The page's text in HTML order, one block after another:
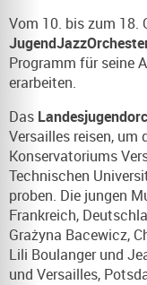
Vom 10. bis zum 18.
Programm für seine
erarbeiten.
Das
Versailles reisen,
Konservatoriums
Technischen
proben. Die jungen
Frankreich,
Grażyna Bacewicz,
Lili Boulanger und
und Versailles,